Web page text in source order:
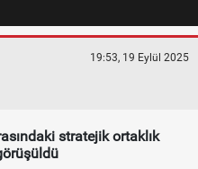
19:53, 19 Eylül 2025
stratejik ortaklık